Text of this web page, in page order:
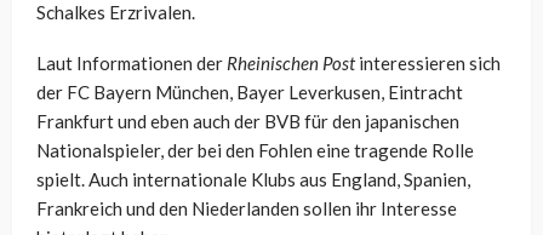
Schalkes Erzrivalen.
Laut Informationen der Rheinischen Postinteressieren sich
der FC Bayern München, Bayer Leverkusen, Eintracht
Frankfurt und eben auch der BVB für den japanischen
Nationalspieler, der bei den Fohlen eine tragende Rolle
spielt. Auch internationale Klubs aus England, Spanien,
Frankreich und den Niederlanden sollen ihr Interesse